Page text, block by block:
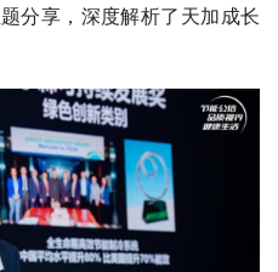
分享，深度解析了天加成长